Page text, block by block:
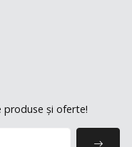
produse și oferte!